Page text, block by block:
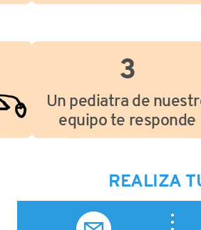
3
Un pediatra de
equipo te responde
REALIZA